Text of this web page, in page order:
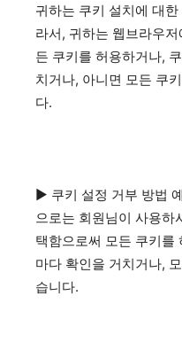
귀하는 쿠키 설치에 대
라서, 귀하는 웹브라우
든 쿠키를 허용하거나,
치거나, 아니면 모든 쿠
다.
▶ 쿠키 설정 거부 방법
으로는 회원님이 사용하
택함으로써 모든 쿠키를
마다 확인을 거치거나,
습니다.